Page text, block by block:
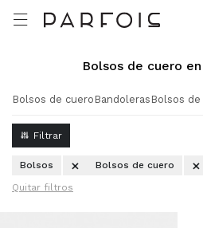

Bolsos de cuero
Bolsos de cuero Bandoleras Bolsos
Bolsos Bolsos de cuero
Quitar filtros